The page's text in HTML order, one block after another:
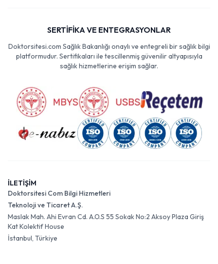
SERTİFİKA VE ENTEGRASYONLAR
Doktorsitesi.com Sağlık Bakanlığı onaylı ve entegreli bir sağlık bilgi
platformudur. Sertifikaları ile tescillenmiş güvenilir altyapısıyla
sağlık hizmetlerine erişim sağlar.
İLETİŞİM
Doktorsitesi Com Bilgi Hizmetleri
Teknoloji ve Ticaret A.Ş.
Maslak Mah. Ahi Evran Cd. A.O.S 55 Sokak No:2 Aksoy Plaza Giriş
Kat Kolektif House
İstanbul, Türkiye